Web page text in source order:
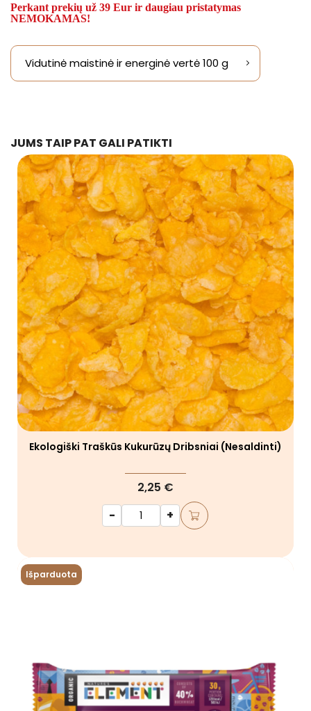
Perkant prekių už 39 Eur ir daugiau pristatymas
NEMOKAMAS!
Vidutinė maistinė ir energinė vertė 100 g
JUMS TAIP PAT GALI PATIKTI
Ekologiški Traškūs Kukurūzų Dribsniai (nesaldinti)
2,25 €
-
+
Išparduota